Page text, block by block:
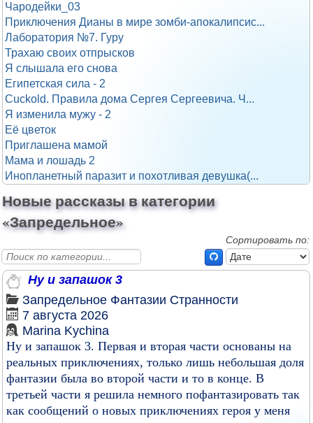
Чародейки_03
Приключения Дианы в мире зомби-апокалипсис...
Лаборатория №7. Гуру
Трахаю своих отпрысков
Я слышала его снова
Египетская сила - 2
Cuckold. Правила дома Сергея Сергеевича. Ч...
Я изменила мужу - 2
Её цветок
Приглашена мамой
Мама и лошадь 2
Инопланетный паразит и похотливая девушка(...
Новые рассказы в категории
«Запредельное»
Сортировать по:
Ну и запашок 3
Запредельное Фантазии Странности
7 августа 2026
Marina Kychina
Ну и запашок 3. Первая и вторая части основаны на
реальных приключениях, только лишь небольшая доля
фантазии была во второй части и то в конце. В
третьей части я решила немного пофантазировать так
как сообщений о новых приключениях героя у меня